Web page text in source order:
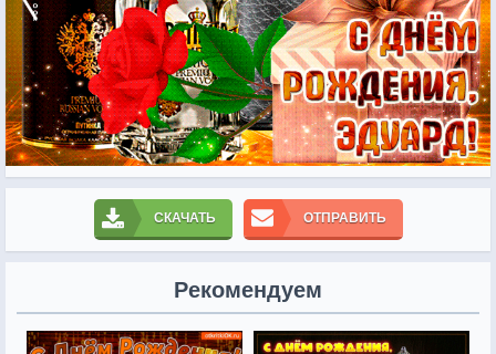
СКАЧАТЬ ОТПРАВИТЬ
Рекомендуем